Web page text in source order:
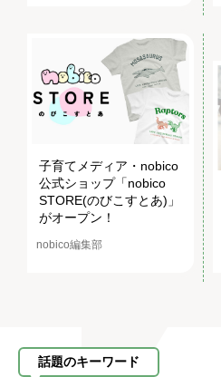
子育てメディア・nobico
公式ショップ「nobico
STORE(のびこすとあ)」
がオープン！
nobico編集部
話題のキーワード